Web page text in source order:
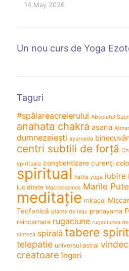
14 May 2026
Un nou curs de Yoga
Taguri
#spălareacreierului Absolutul
anahata chakra asana
dumnezeiești ayurveda
centri subtili de forță
spirituala conştientizare curenţi
spiritual hatha yoga iubire
luciditate Macrocosmos Marile
meditație miracol
Teofanică plante de leac pranayama
reîncarnare rugaciune rugaciunea
sinteză spirală tabere
telepatie universul astral
creatoare îngeri